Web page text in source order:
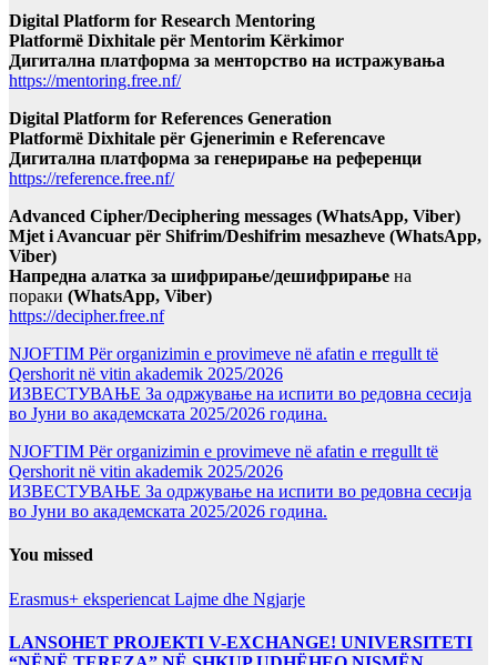
Digital Platform for Research Mentoring
Platformë Dixhitale për Mentorim Kërkimor
Дигитална платформа за менторство на истражувања
https://mentoring.free.nf/
Digital Platform for References Generation
Platformë Dixhitale për Gjenerimin e Referencave
Дигитална платформа за генерирање на референци
https://reference.free.nf/
Advanced Cipher/Deciphering messages (WhatsApp, Viber)
Mjet i Avancuar për Shifrim/Deshifrim mesazheve (WhatsApp,
Viber)
Напредна алатка за шифрирање/дешифрирање на
пораки (WhatsApp, Viber)
https://decipher.free.nf
NJOFTIM Për organizimin e provimeve në afatin e rregullt të
Qershorit në vitin akademik 2025/2026
ИЗВЕСТУВАЊЕ За одржување на испити во редовна сесија
во Јуни во академската 2025/2026 година.
NJOFTIM Për organizimin e provimeve në afatin e rregullt të
Qershorit në vitin akademik 2025/2026
ИЗВЕСТУВАЊЕ За одржување на испити во редовна сесија
во Јуни во академската 2025/2026 година.
You missed
Erasmus+ eksperiencat Lajme dhe Ngjarje
LANSOHET PROJEKTI V-EXCHANGE! UNIVERSITETI